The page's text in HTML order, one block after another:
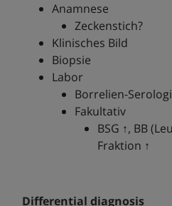
Anamnese
Zeckenstich?
Klinisches Bild
Biopsie
Labor
Borrelien-
Fakultativ
BSG ↑, BB
Fraktion ↑
Differential diagnosis